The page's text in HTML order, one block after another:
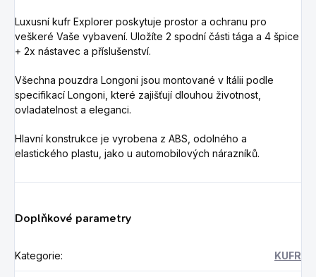
Luxusní kufr Explorer poskytuje prostor a ochranu pro
veškeré Vaše vybavení. Uložíte 2 spodní části tága a 4 špice
+ 2x nástavec a příslušenství.
Všechna pouzdra Longoni jsou montované v Itálii podle
specifikací Longoni, které zajišťují dlouhou životnost,
ovladatelnost a eleganci.
Hlavní konstrukce je vyrobena z ABS, odolného a
elastického plastu, jako u automobilových nárazníků.
Doplňkové parametry
Kategorie: KUFR